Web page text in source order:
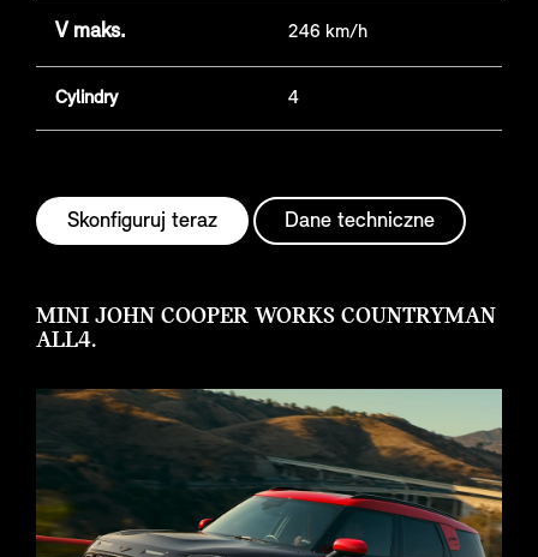
V maks. 246 km/h
Cylindry 4
Skonfiguruj teraz Dane techniczne
MINI JOHN COOPER WORKS COUNTRYMAN
ALL4.